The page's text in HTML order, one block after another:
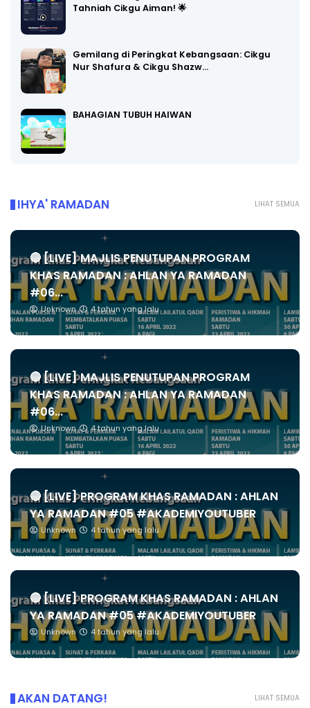
Tahniah Cikgu Aiman! 🌟
Gemilang di Peringkat Kebangsaan: Cikgu
Nur Shafura & Cikgu Shazw…
BAHAGIAN TUBUH HAIWAN
LIHAT SEMUA
IHYA' RAMADAN
🔴 [LIVE] MAJLIS PENUTUPAN PROGRAM
KHAS RAMADAN : AHLAN YA RAMADAN
#06...
Unknown 4 tahun yang lalu
🔴 [LIVE] MAJLIS PENUTUPAN PROGRAM
KHAS RAMADAN : AHLAN YA RAMADAN
#06...
Unknown 4 tahun yang lalu
🔴 [LIVE] PROGRAM KHAS RAMADAN : AHLAN
YA RAMADAN #05 #AKADEMIYOUTUBER
Unknown 4 tahun yang lalu
🔴 [LIVE] PROGRAM KHAS RAMADAN : AHLAN
YA RAMADAN #05 #AKADEMIYOUTUBER
Unknown 4 tahun yang lalu
LIHAT SEMUA
AKAN DATANG!